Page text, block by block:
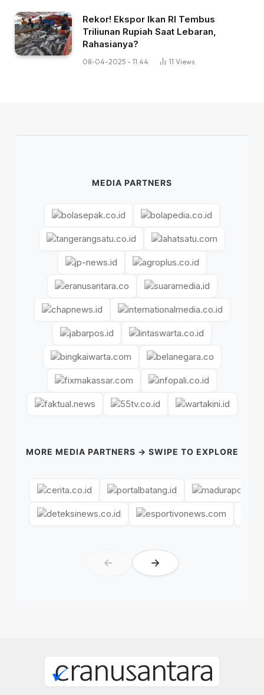
Rekor! Ekspor Ikan RI Tembus
Triliunan Rupiah Saat Lebaran,
Rahasianya?
08-04-2025 - 11.44 11 Views
MEDIA PARTNERS
MORE MEDIA PARTNERS → SWIPE TO EXPLORE
← →